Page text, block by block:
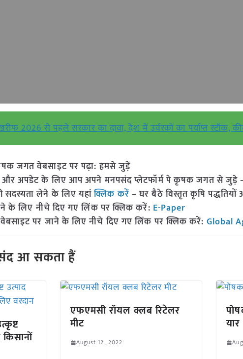
2026 से पहले सरकार का दावा, देश में उर्वरकों का पर्याप्त स्टॉक,
जगत वेबसाइट पर पढ़ा: हमसे जुड़ें
और अपडेट के लिए आप अपने मनपसंद प्लेटफॉर्म पे कृषक जगत से जुड़े
लेने के लिए यहांक्लिक करें – घर बैठे विस्तृत कृषि
के लिए नीचे दिए गए लिंक पर क्लिक करें: E-Paper
पर जाने के लिए नीचे दिए गए लिंक पर क्लिक करें: Global
आ सकता हैं
एफएमसी रॉयल क्लब रिटेलर
मीट
August 12, 2022
यार